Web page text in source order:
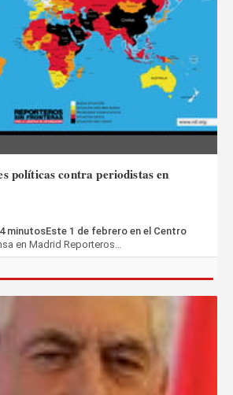
políticas contra periodistas en
minutosEste 1 de febrero en el Centro
en Madrid Reporteros…